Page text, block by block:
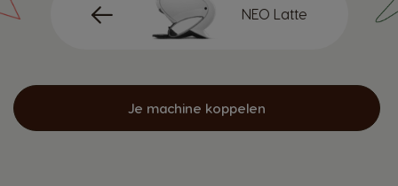
NEO Latte
Je machine koppelen